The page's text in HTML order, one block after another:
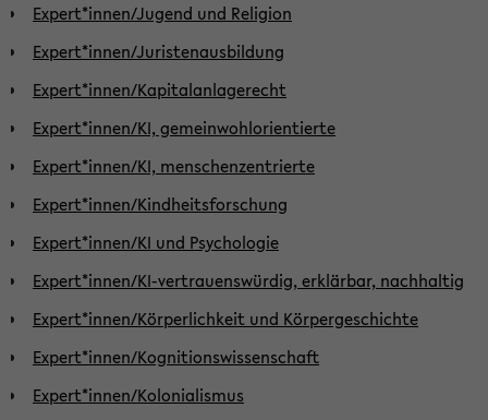
Expert*innen/Jugend und Religion
Expert*innen/Juristenausbildung
Expert*innen/Kapitalanlagerecht
Expert*innen/KI, gemeinwohlorientierte
Expert*innen/KI, menschenzentrierte
Expert*innen/Kindheitsforschung
Expert*innen/KI und Psychologie
Expert*innen/KI-vertrauenswürdig, erklärbar, nachhaltig
Expert*innen/Körperlichkeit und Körpergeschichte
Expert*innen/Kognitionswissenschaft
Expert*innen/Kolonialismus